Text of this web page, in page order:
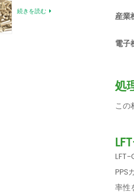
コンパウンド
続きを読む 産業
電子
処
この
PPS
率性